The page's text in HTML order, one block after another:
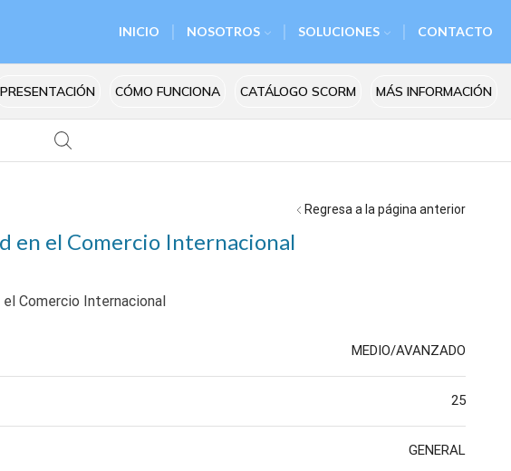
INICIO NOSOTROS SOLUCIONES CONTACTO
PRESENTACIÓN CÓMO FUNCIONA CATÁLOGO SCORM MÁS INFORMACIÓN
Regresa a la página anterior
en el Comercio Internacional
Comercio Internacional
MEDIO/AVANZADO
25
GENERAL